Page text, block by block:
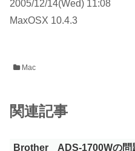
2005/12/14(Wed) 11:08
MaxOSX 10.4.3
Mac
関連記事
Brother ADS-1700Wの問